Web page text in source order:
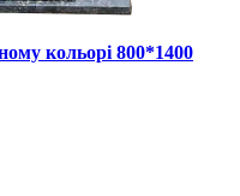
кольорі 800*1400